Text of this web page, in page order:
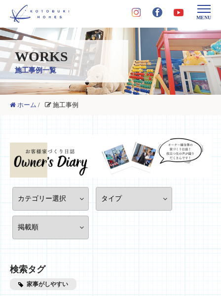
MENU
WORKS
施工事例一覧
ホーム / 施工事例
検索タグ
家事がしやすい